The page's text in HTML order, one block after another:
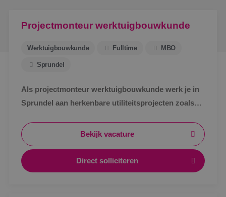
Projectmonteur werktuigbouwkunde
Werktuigbouwkunde Fulltime MBO
Sprundel
Als projectmonteur werktuigbouwkunde werk je in
Sprundel aan herkenbare utiliteitsprojecten zoals
zichtbaar resultaat en korte lijnen.
Bekijk vacature
Direct solliciteren